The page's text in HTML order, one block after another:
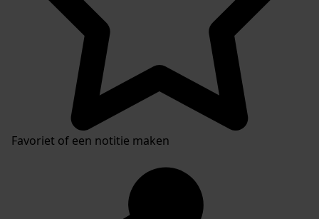
Favoriet of een notitie maken